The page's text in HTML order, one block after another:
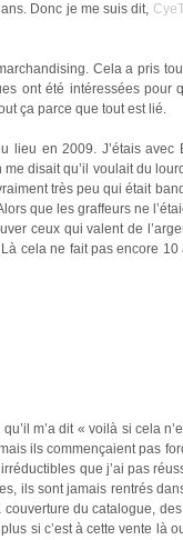
Donc je me suis dit,
Cela a pris
ont été intéressées pour
ça parce que tout est lié.
lieu en 2009. J’étais avec
disait qu’il voulait du
très peu qui était
que les graffeurs ne
ceux qui valent de
cela ne fait pas encore 10
m’a dit « voilà si cela
ils commençaient pas
que j’ai pas
ils sont jamais rentrés
du catalogue,
si c’est à cette vente là